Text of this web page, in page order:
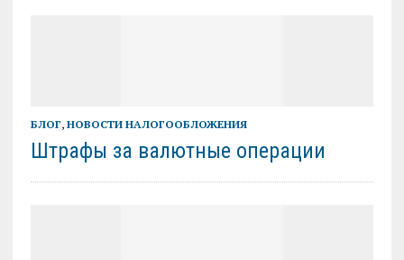
БЛОГ, НОВОСТИ НАЛОГООБЛОЖЕНИЯ
Штрафы за валютные операции